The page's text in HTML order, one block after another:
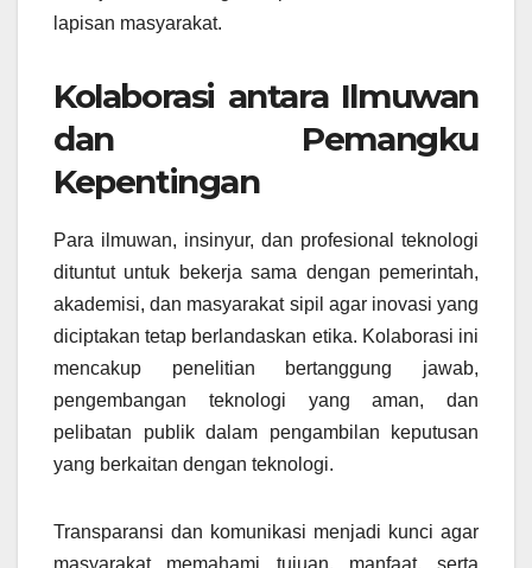
lapisan masyarakat.
Kolaborasi antara Ilmuwan
dan Pemangku
Kepentingan
Para ilmuwan, insinyur, dan profesional teknologi
dituntut untuk bekerja sama dengan pemerintah,
akademisi, dan masyarakat sipil agar inovasi yang
diciptakan tetap berlandaskan etika. Kolaborasi ini
mencakup penelitian bertanggung jawab,
pengembangan teknologi yang aman, dan
pelibatan publik dalam pengambilan keputusan
yang berkaitan dengan teknologi.
Transparansi dan komunikasi menjadi kunci agar
masyarakat memahami tujuan, manfaat, serta